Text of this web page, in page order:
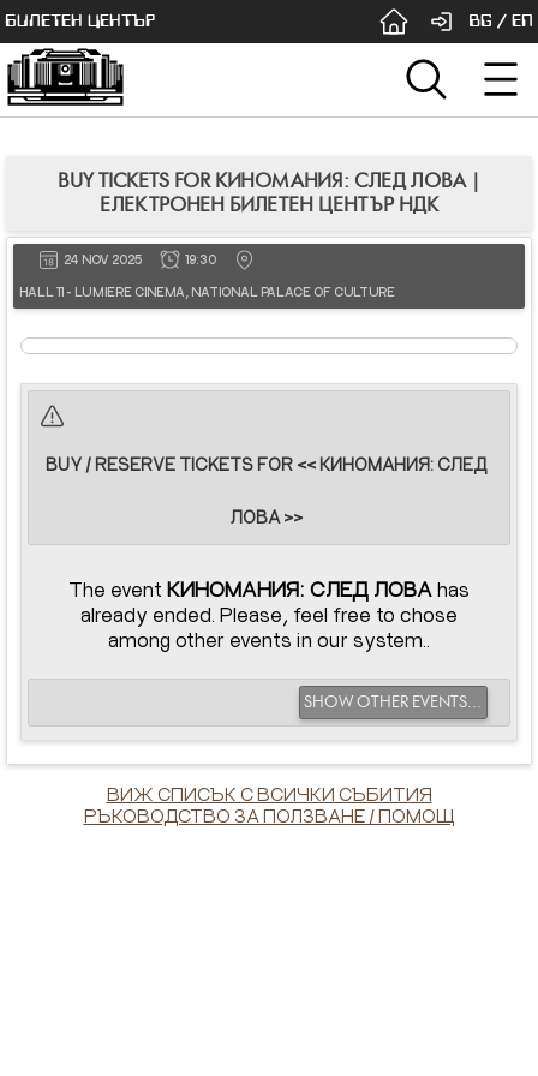
БИЛЕТЕН ЦЕНТЪР BG / EN
BUY TICKETS FOR КИНОМАНИЯ: СЛЕД ЛОВА |
ЕЛЕКТРОНЕН БИЛЕТЕН ЦЕНТЪР НДК
24 NOV 2025 19:30
HALL 11 - LUMIERE CINEMA, NATIONAL PALACE OF CULTURE
BUY / RESERVE TICKETS FOR << КИНОМАНИЯ: СЛЕД
ЛОВА >>
The event КИНОМАНИЯ: СЛЕД ЛОВАhas
already ended. Please, feel free to chose
among other events in our system..
SHOW OTHER EVENTS...
ВИЖ СПИСЪК С ВСИЧКИ СЪБИТИЯ
РЪКОВОДСТВО ЗА ПОЛЗВАНЕ / ПОМОЩ